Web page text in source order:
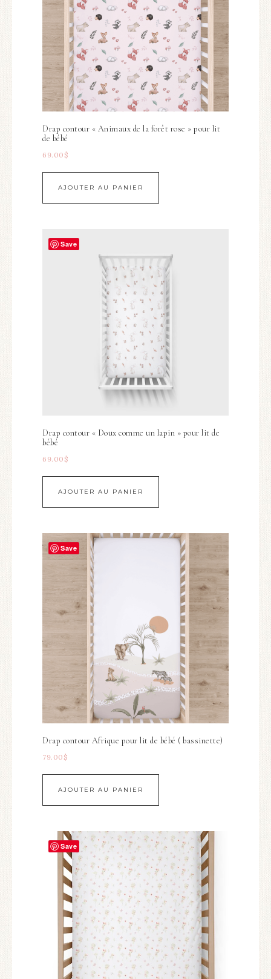
Drap contour « Animaux de la forêt rose » pour lit
de bébé
69.00 $
AJOUTER AU PANIER
Save
Drap contour « Doux comme un lapin » pour lit de
bébé
69.00 $
AJOUTER AU PANIER
Save
Drap contour Afrique pour lit de bébé ( bassinette)
79.00 $
AJOUTER AU PANIER
Save